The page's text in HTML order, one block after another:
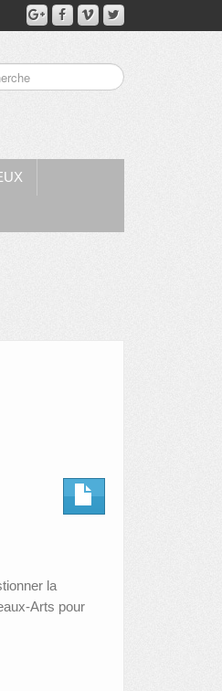
la
Arts pour